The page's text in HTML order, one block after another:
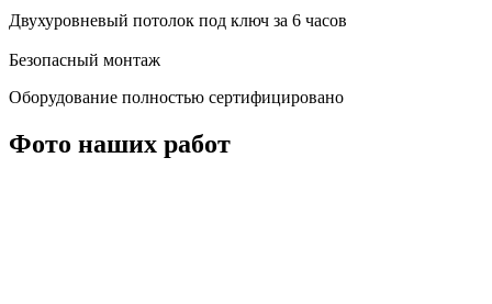
Двухуровневый потолок под ключ за 6 часов
Безопасный монтаж
Оборудование полностью сертифицировано
Фото наших работ